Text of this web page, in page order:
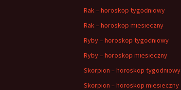
Rak – horoskop tygodniowy
Rak – horoskop miesieczny
Ryby – horoskop tygodniowy
Ryby – horoskop miesieczny
Skorpion – horoskop tygodniowy
Skorpion – horoskop miesieczny